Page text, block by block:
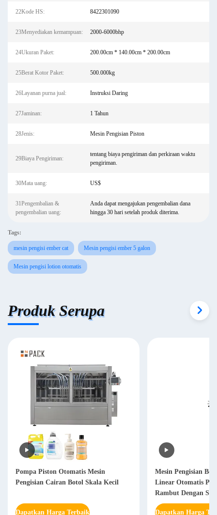
22Kode HS: 8422301090
23Menyediakan kemampuan: 2000-6000bhp
24Ukuran Paket: 200.00cm * 140.00cm * 200.00cm
25Berat Kotor Paket: 500.000kg
26Layanan purna jual: Instruksi Daring
27Jaminan: 1 Tahun
28Jenis: Mesin Pengisian Piston
29Biaya Pengiriman:
tentang biaya pengiriman dan perkiraan waktu
pengiriman.
30Mata uang: US$
31Pengembalian &
pengembalian uang:
Anda dapat mengajukan pengembalian dana
hingga 30 hari setelah produk diterima.
Tags:
mesin pengisi ember cat Mesin pengisi ember 5 galon
Mesin pengisi lotion otomatis
Produk Serupa
Pompa Piston Otomatis Mesin
Pengisian Cairan Botol Skala Kecil
Dapatkan Harga Terbaik
Mesin Pengisian
Linear Otomatis
Rambut Dengan
Dapatkan Harga